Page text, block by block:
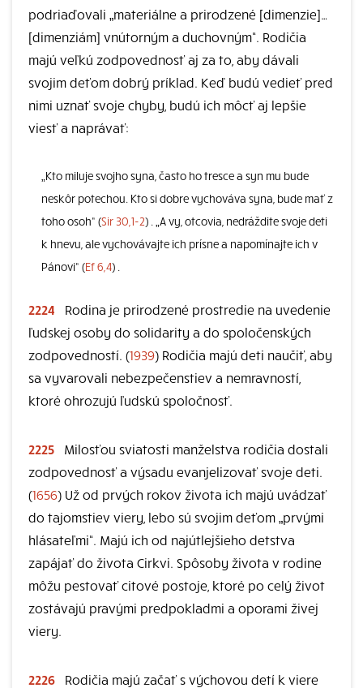
podriaďovali „materiálne a prirodzené [dimenzie]…
[dimenziám] vnútorným a duchovným“. Rodičia
majú veľkú zodpovednosť aj za to, aby dávali
svojim deťom dobrý príklad. Keď budú vedieť pred
nimi uznať svoje chyby, budú ich môcť aj lepšie
viesť a naprávať:
„Kto miluje svojho syna, často ho tresce a syn mu bude
neskôr potechou. Kto si dobre vychováva syna, bude mať z
toho osoh“ (Sir 30,1-2) . „A vy, otcovia, nedráždite svoje deti
k hnevu, ale vychovávajte ich prísne a napomínajte ich v
Pánovi“ (Ef 6,4) .
2224
Rodina je prirodzené prostredie na uvedenie
ľudskej osoby do solidarity a do spoločenských
zodpovedností. (1939) Rodičia majú deti naučiť, aby
sa vyvarovali nebezpečenstiev a nemravností,
ktoré ohrozujú ľudskú spoločnosť.
2225
Milosťou sviatosti manželstva rodičia dostali
zodpovednosť a výsadu evanjelizovať svoje deti.
(1656) Už od prvých rokov života ich majú uvádzať
do tajomstiev viery, lebo sú svojim deťom „prvými
hlásateľmi“. Majú ich od najútlejšieho detstva
zapájať do života Cirkvi. Spôsoby života v rodine
môžu pestovať citové postoje, ktoré po celý život
zostávajú pravými predpokladmi a oporami živej
viery.
2226
Rodičia majú začať s výchovou detí k viere